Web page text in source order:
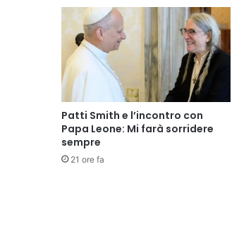
Patti Smith e l’incontro con
Papa Leone: Mi farà sorridere
sempre
21 ore fa